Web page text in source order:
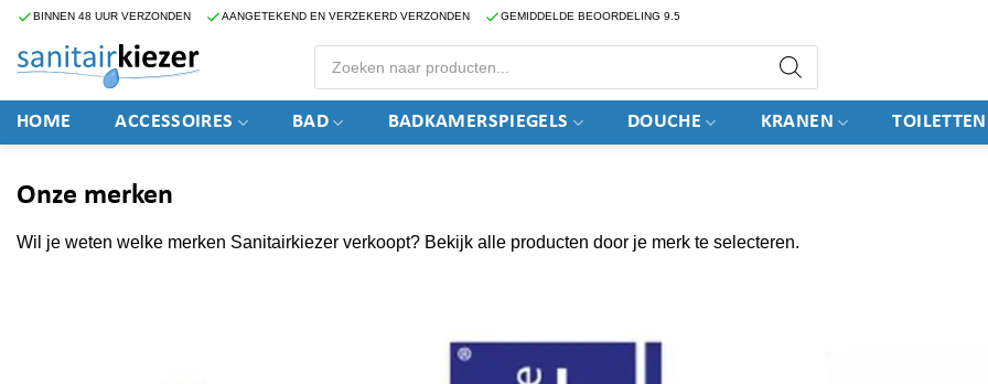
Ga
inhoud
BINNEN 48 UUR VERZONDEN AANGETEKEND EN VERZEKERD VERZONDEN GEMIDDELDE BEOORDELING 9.5
Producten
zoeken
HOME ACCESSOIRES BAD BADKAMERSPIEGELS DOUCHE KRANEN TOILETTEN
Onze merken
Wil je weten welke merken Sanitairkiezer verkoopt? Bekijk alle producten door je merk te selecteren.